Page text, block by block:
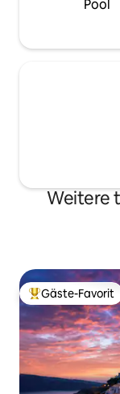
Pool
Weitere
Beliebter Gäste-
Gäste-Favorit